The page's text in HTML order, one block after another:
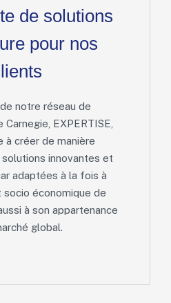
de solutions
pour nos
notre réseau de
EXPERTISE,
à créer de manière
innovantes et
adaptées à la fois à
socio économique de
à son appartenance
global.